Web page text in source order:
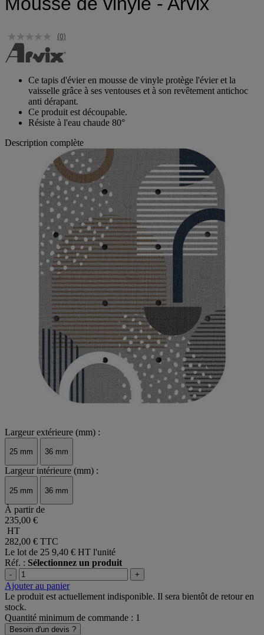
(0)
Ce tapis d'évier en mousse de vinyle protège l'évier et la
vaisselle grâce à ses ventouses et à son revêtement antichoc
anti dérapant.
Ce produit est découpable.
Résiste à l'eau chaude 80°
Description complète
Largeur extérieure (mm) :
25 mm 36 mm
Largeur intérieure (mm) :
25 mm 36 mm
À partir de
235,00 €
HT
282,00 € TTC
Le lot de 25 9,40 € HT l'unité
Réf. : Sélectionnez un produit
- +
Ajouter au panier
Le produit est actuellement indisponible. Il sera bientôt de retour en
stock.
Quantité minimum de commande : 1
Besoin d'un devis ?